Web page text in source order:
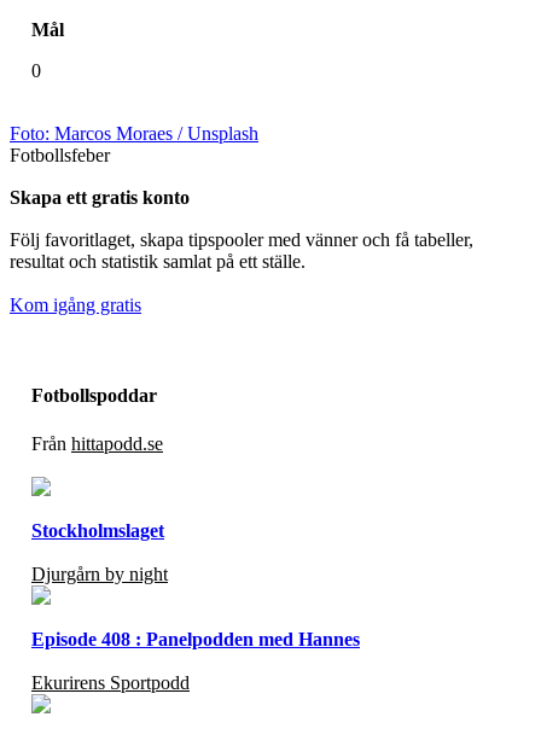
Mål
0
Foto: Marcos Moraes / Unsplash
Fotbollsfeber
Skapa ett gratis konto
Följ favoritlaget, skapa tipspooler med vänner och få tabeller,
resultat och statistik samlat på ett ställe.
Kom igång gratis
Fotbollspoddar
Från hittapodd.se
Stockholmslaget
Djurgårn by night
Episode 408 : Panelpodden med Hannes
Ekurirens Sportpodd